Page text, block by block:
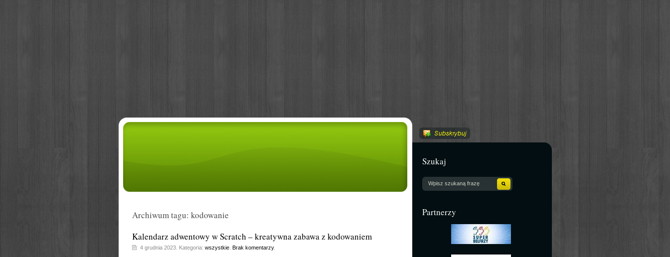
Archiwum tagu: kodowanie
Kalendarz adwentowy w Scratch – kreatywna zabawa z kodowaniem
4 grudnia 2023. Kategoria: wszystkie. Brak komentarzy.
Szukaj
Partnerzy